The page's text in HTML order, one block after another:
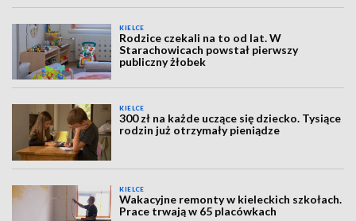
KIELCE
Rodzice czekali na to od lat. W
Starachowicach powstał pierwszy
publiczny żłobek
KIELCE
300 zł na każde uczące się dziecko. Tysiące
rodzin już otrzymały pieniądze
KIELCE
Wakacyjne remonty w kieleckich szkołach.
Prace trwają w 65 placówkach